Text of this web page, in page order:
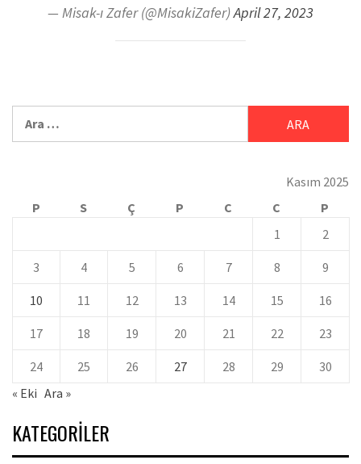
— Misak-ı Zafer (@MisakiZafer)April 27, 2023
Kasım 2025
P
S Ç P C C
P
1
2
3 4 5 6 7 8 9
10 11 12 13 14 15 16
17 18 19 20 21 22 23
24 25 26 27 28 29
30
« Eki Ara »
KATEGORILER